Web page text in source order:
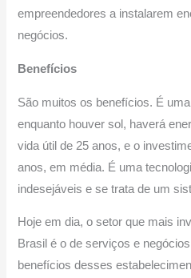
empreendedores a instalarem
negócios.
Benefícios
São muitos os benefícios. É
enquanto houver sol, haverá
vida útil de 25 anos, e o
anos, em média. É uma
indesejáveis e se trata de um
Hoje em dia, o setor que mais
Brasil é o de serviços e
benefícios desses